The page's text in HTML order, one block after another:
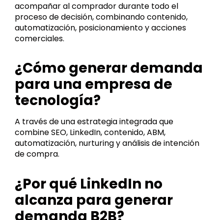
acompañar al comprador durante todo el
proceso de decisión, combinando contenido,
automatización, posicionamiento y acciones
comerciales.
¿Cómo generar demanda
para una empresa de
tecnología?
A través de una estrategia integrada que
combine SEO, LinkedIn, contenido, ABM,
automatización, nurturing y análisis de intención
de compra.
¿Por qué LinkedIn no
alcanza para generar